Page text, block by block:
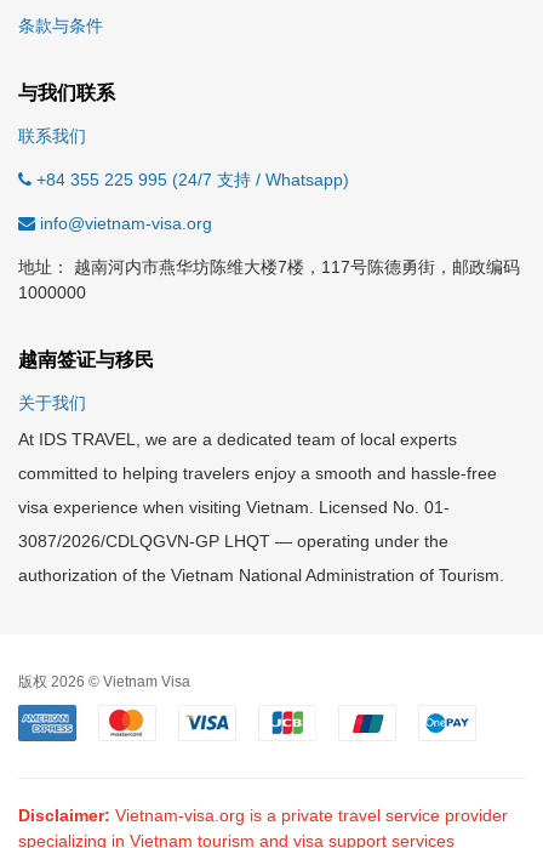
条款与条件
与我们联系
联系我们
+84 355 225 995 (24/7 支持 / Whatsapp)
info@vietnam-visa.org
地址： 越南河内市燕华坊陈维大楼7楼，117号陈德勇街，邮政编码
1000000
越南签证与移民
关于我们
At IDS TRAVEL, we are a dedicated team of local experts
committed to helping travelers enjoy a smooth and hassle-free
visa experience when visiting Vietnam. Licensed No. 01-
3087/2026/CDLQGVN-GP LHQT — operating under the
authorization of the Vietnam National Administration of Tourism.
版权 2026 © Vietnam Visa
Disclaimer: Vietnam-visa.org is a private travel service provider
specializing in Vietnam tourism and visa support services